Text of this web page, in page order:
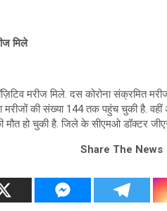
मिले
मरीज मिले. दस कोरोना संक्रमित
की संख्या 144 तक पहुंच चुकी है.
मौत हो चुकी है. जिले के सीएमओ डॉक्टर
Share The News